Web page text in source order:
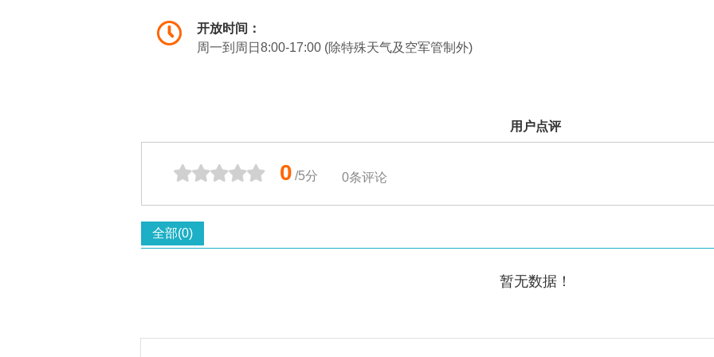
开放时间：
周一到周日8:00-17:00 (除特殊天气及空军管制外)
用户点评
0 /5分 0条评论
全部(0)
暂无数据！